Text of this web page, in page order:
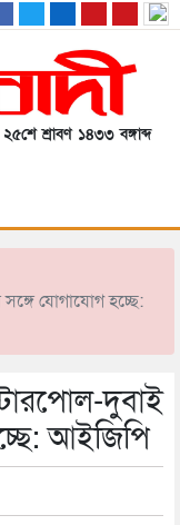
শ্রাবণ ১৪৩৩ বঙ্গাব্দ
যোগাযোগ হচ্ছে:
দুবাই
আইজিপি